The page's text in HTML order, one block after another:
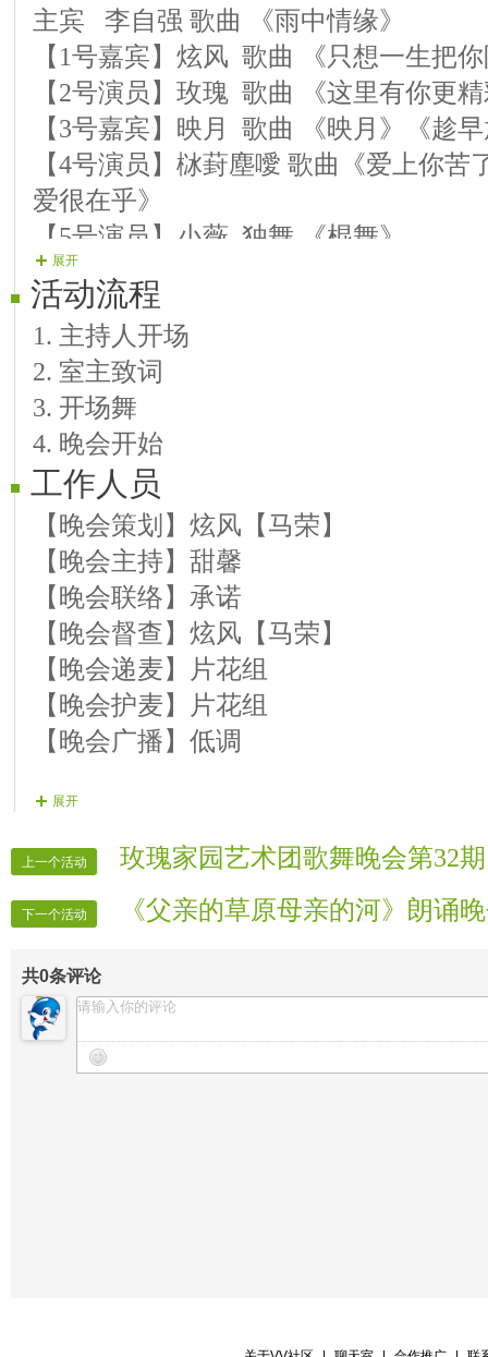
主宾 李自强 歌曲 《雨中情缘》
【1号嘉宾】炫风 歌曲 《只想一生把
【2号演员】玫瑰 歌曲 《这里有你更
【3号嘉宾】映月 歌曲 《映月》《趁
【4号演员】栤葑塵噯 歌曲《爱上你
爱很在乎》
【5号演员】小薇 独舞 《棍舞》
【6号演员】烟雨 歌曲 《半句承诺》
【7号演员】阿牛 歌曲《红唇热吻》《
【8号嘉宾】李宣 歌曲《分手了就别再
快快哭一场》
【9号演员】炫彩 歌曲《前门情思大碗
【10号演员】摆摆 独舞《美人鱼》
【11号演员】乖乖 歌曲《相思夜》《
【12号演员】灵魂心声 歌曲《舍不得
【13号演员】聿儿《忆军音》
展开
活动流程
1. 主持人开场
2. 室主致词
3. 开场舞
4. 晚会开始
工作人员
【晚会策划】炫风【马荣】
【晚会主持】甜馨
【晚会联络】承诺
【晚会督查】炫风【马荣】
【晚会递麦】片花组
【晚会护麦】片花组
【晚会广播】低调
展开
上一个活动 玫瑰家园艺术团歌舞晚会第32期
下一个活动 《父亲的草原母亲的河》朗诵
共0条评论